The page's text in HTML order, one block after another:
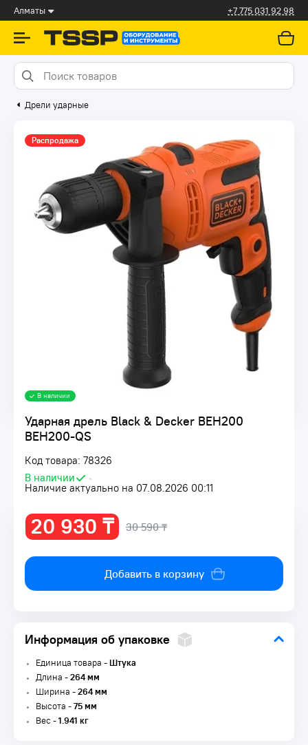
Алматы +7 775 031 92 98
Дрели ударные
Ударная дрель Black & Decker BEH200
BEH200-QS
Код товара: 78326
В наличии
•
Наличие актуально на 07.08.2026 00:11
В наличии
Распродажа
20 930 ₸ 30 590 ₸
Добавить в корзину
Информация об упаковке
Единица товара -Штука
Длина -264 мм
Ширина -264 мм
Высота -75 мм
Вес -1.941 кг